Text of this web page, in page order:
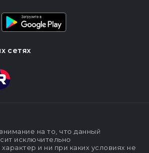
сетях
на то, что данный
исключительно
и ни при каких условиях не